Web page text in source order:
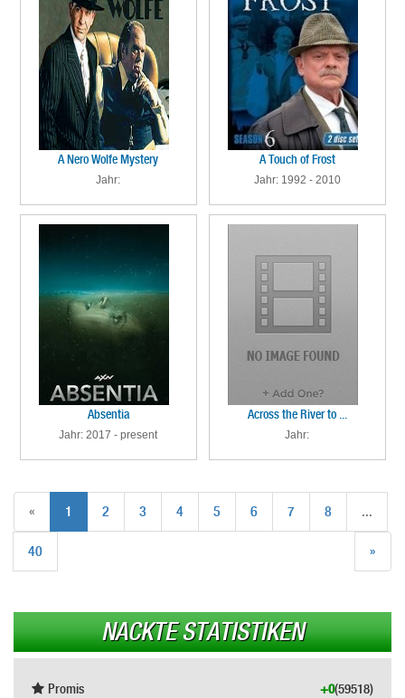
A Nero Wolfe Mystery
Jahr:
A Touch of Frost
Jahr: 1992 - 2010
Absentia
Jahr: 2017 - present
Across the River to ...
Jahr:
« 1 2 3 4 5 6 7 8 ...
40 »
NACKTE STATISTIKEN
Promis (59518)
+0